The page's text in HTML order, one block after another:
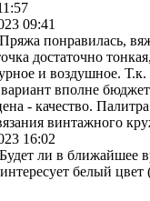
09:41
понравилась,
достаточно
и воздушное.
вполне
- качество.
винтажного
16:02
ли в ближайшее
белый цвет